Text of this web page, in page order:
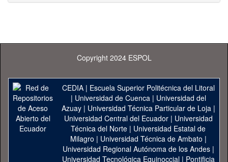
Copyright 2024 ESPOL
CEDIA| Escuela Superior Politécnica del Litoral
| Universidad de Cuenca| Universidad del
Azuay| Universidad Técnica Particular de Loja|
Universidad Central del Ecuador| Universidad
Técnica del Norte | Universidad Estatal de
Milagro | Universidad Técnica de Ambato |
Universidad Regional Autónoma de los Andes|
Universidad Tecnológica Equinoccial| Pontificia